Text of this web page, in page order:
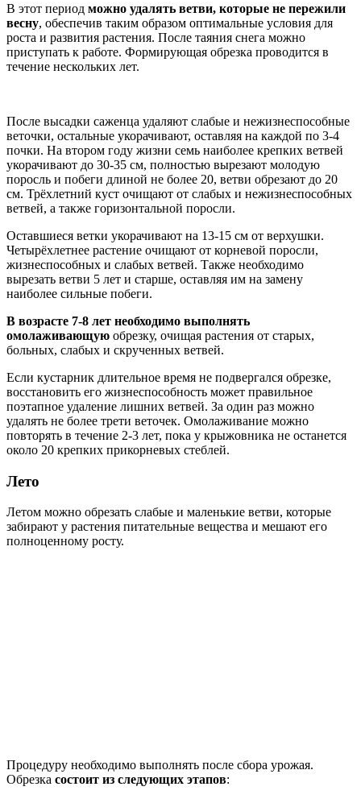
В этот период можно удалять ветви, которые не пережили
весну, обеспечив таким образом оптимальные условия для
роста и развития растения. После таяния снега можно
приступать к работе. Формирующая обрезка проводится в
течение нескольких лет.
После высадки саженца удаляют слабые и нежизнеспособные
веточки, остальные укорачивают, оставляя на каждой по 3-4
почки. На втором году жизни семь наиболее крепких ветвей
укорачивают до 30-35 см, полностью вырезают молодую
поросль и побеги длиной не более 20, ветви обрезают до 20
см. Трёхлетний куст очищают от слабых и нежизнеспособных
ветвей, а также горизонтальной поросли.
Оставшиеся ветки укорачивают на 13-15 см от верхушки.
Четырёхлетнее растение очищают от корневой поросли,
жизнеспособных и слабых ветвей. Также необходимо
вырезать ветви 5 лет и старше, оставляя им на замену
наиболее сильные побеги.
В возрасте 7-8 лет необходимо выполнять
омолаживающую обрезку, очищая растения от старых,
больных, слабых и скрученных ветвей.
Если кустарник длительное время не подвергался обрезке,
восстановить его жизнеспособность может правильное
поэтапное удаление лишних ветвей. За один раз можно
удалять не более трети веточек. Омолаживание можно
повторять в течение 2-3 лет, пока у крыжовника не останется
около 20 крепких прикорневых стеблей.
Лето
Летом можно обрезать слабые и маленькие ветви, которые
забирают у растения питательные вещества и мешают его
полноценному росту.
Процедуру необходимо выполнять после сбора урожая.
Обрезка состоит из следующих этапов: